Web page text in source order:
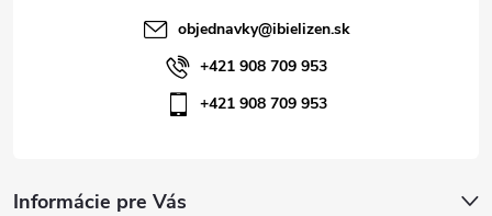
Informácie pre Vás
objednavky@ibielizen.sk
+421 908 709 953
+421 908 709 953